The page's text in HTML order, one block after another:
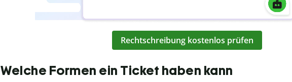
Rechtschreibung kostenlos prüfen
Welche Formen ein Ticket haben kann